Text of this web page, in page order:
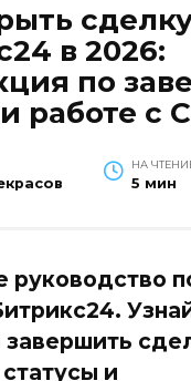
в 2026:
по
работе с
НА
5 мин
руководство
завершить
и